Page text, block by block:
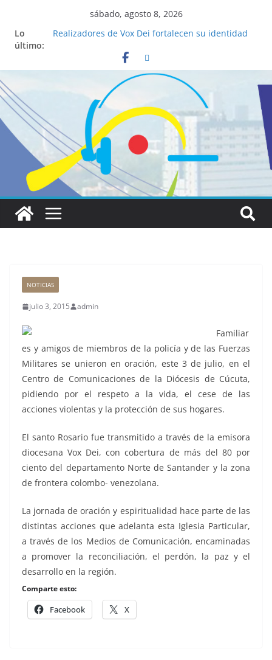
sábado, agosto 8, 2026
Lo
último:
Realizadores de Vox Dei fortalecen su identidad
La ciencia desvela los 5 secretos que tiene
fácilmente un católico para convertirse en
“Superancianos”
Pop Up Market atrae a cientos de visitantes y
dinamiza la economía local
Salud mental a la mesa: la importancia de
hablarlo en familia
Lo que tienen en común la nueva Película Toy
Story 5 y el Papa León XIV
NOTICIAS
julio 3, 2015 admin
Familiar
es y amigos de miembros de la policía y de las Fuerzas
Militares se unieron en oración, este 3 de julio, en el
Centro de Comunicaciones de la Diócesis de Cúcuta,
pidiendo por el respeto a la vida, el cese de las
acciones violentas y la protección de sus hogares.
El santo Rosario fue transmitido a través de la emisora
diocesana Vox Dei, con cobertura de más del 80 por
ciento del departamento Norte de Santander y la zona
de frontera colombo- venezolana.
La jornada de oración y espiritualidad hace parte de las
distintas acciones que adelanta esta Iglesia Particular,
a través de los Medios de Comunicación, encaminadas
a promover la reconciliación, el perdón, la paz y el
desarrollo en la región.
Comparte esto:
Facebook X